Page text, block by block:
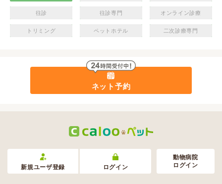
往診 往診専門 オンライン診療
トリミング ペットホテル 二次診療専門
ネット予約
新規ユーザ登録 ログイン
動物病院
ログイン